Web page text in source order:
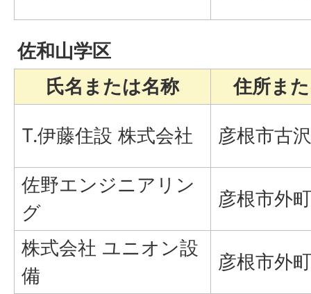
佐和山学区
氏名または名称
住所ま
T.伊藤住設 株式会社 彦根市古
佐野エンジニアリン
グ
彦根市外
株式会社 ユニオン設
備
彦根市外